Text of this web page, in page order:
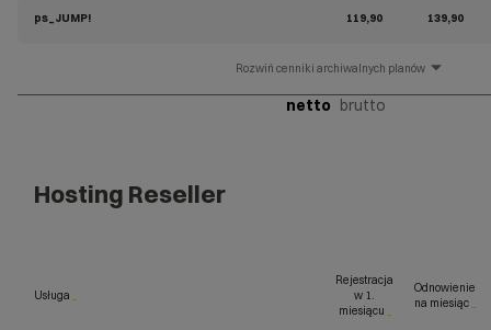
ps_JUMP! 119,90 139,90
cenniki archiwalnych planów
netto brutto
Hosting Reseller
Usługa
Rejestracja
w 1.
miesiącu
Odnowienie
na miesiąc